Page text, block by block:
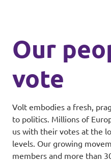
Our
vote
Volt embodies a fresh,
to politics. Millions of
us with their votes at the
levels. Our growing
members and more than